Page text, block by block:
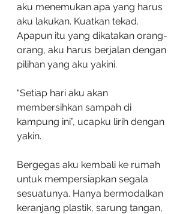
aku menemukan apa yang harus
aku lakukan. Kuatkan tekad.
Apapun itu yang dikatakan orang-
orang, aku harus berjalan dengan
pilihan yang aku yakini.
“Setiap hari aku akan
membersihkan sampah di
kampung ini”, ucapku lirih dengan
yakin.
Bergegas aku kembali ke rumah
untuk mempersiapkan segala
sesuatunya. Hanya bermodalkan
keranjang plastik, sarung tangan,